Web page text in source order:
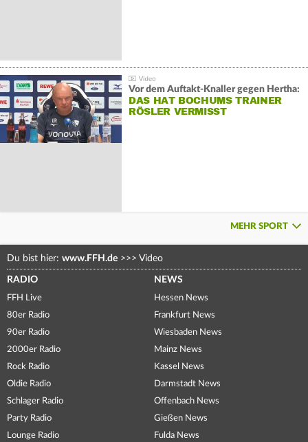
Vor dem Auftakt-Knaller gegen Hertha:
DAS HAT BOCHUMS TRAINER
RÖSLER VERMISST
MEHR SPORT
Du bist hier: www.FFH.de >>> Video
RADIO
FFH Live
80er Radio
90er Radio
2000er Radio
Rock Radio
Oldie Radio
Schlager Radio
Party Radio
Lounge Radio
NEWS
Hessen News
Frankfurt News
Wiesbaden News
Mainz News
Kassel News
Darmstadt News
Offenbach News
Gießen News
Fulda News